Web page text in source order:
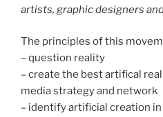
artists, graphic designers
The principles of this
– question reality
– create the best artifical
media strategy and network
– identify artificial creation in